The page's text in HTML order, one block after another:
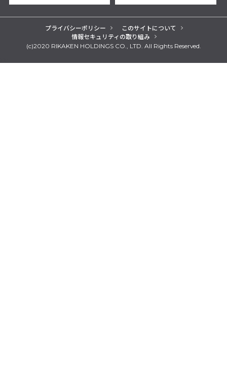
プライバシーポリシー
このサイトについて
情報セキュリティの取り組み
(c)2020 RIKAKEN HOLDINGS CO., LTD. All Rights Reserved.